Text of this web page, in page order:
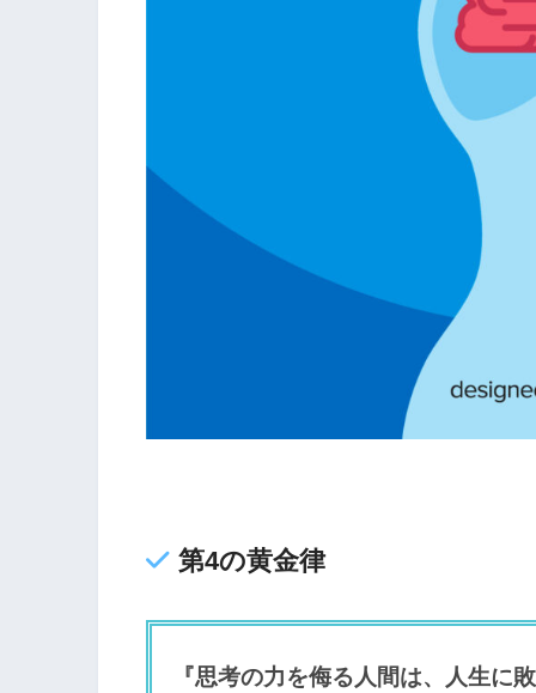
第4の黄金律
『思考の力を侮る人間は、人生に